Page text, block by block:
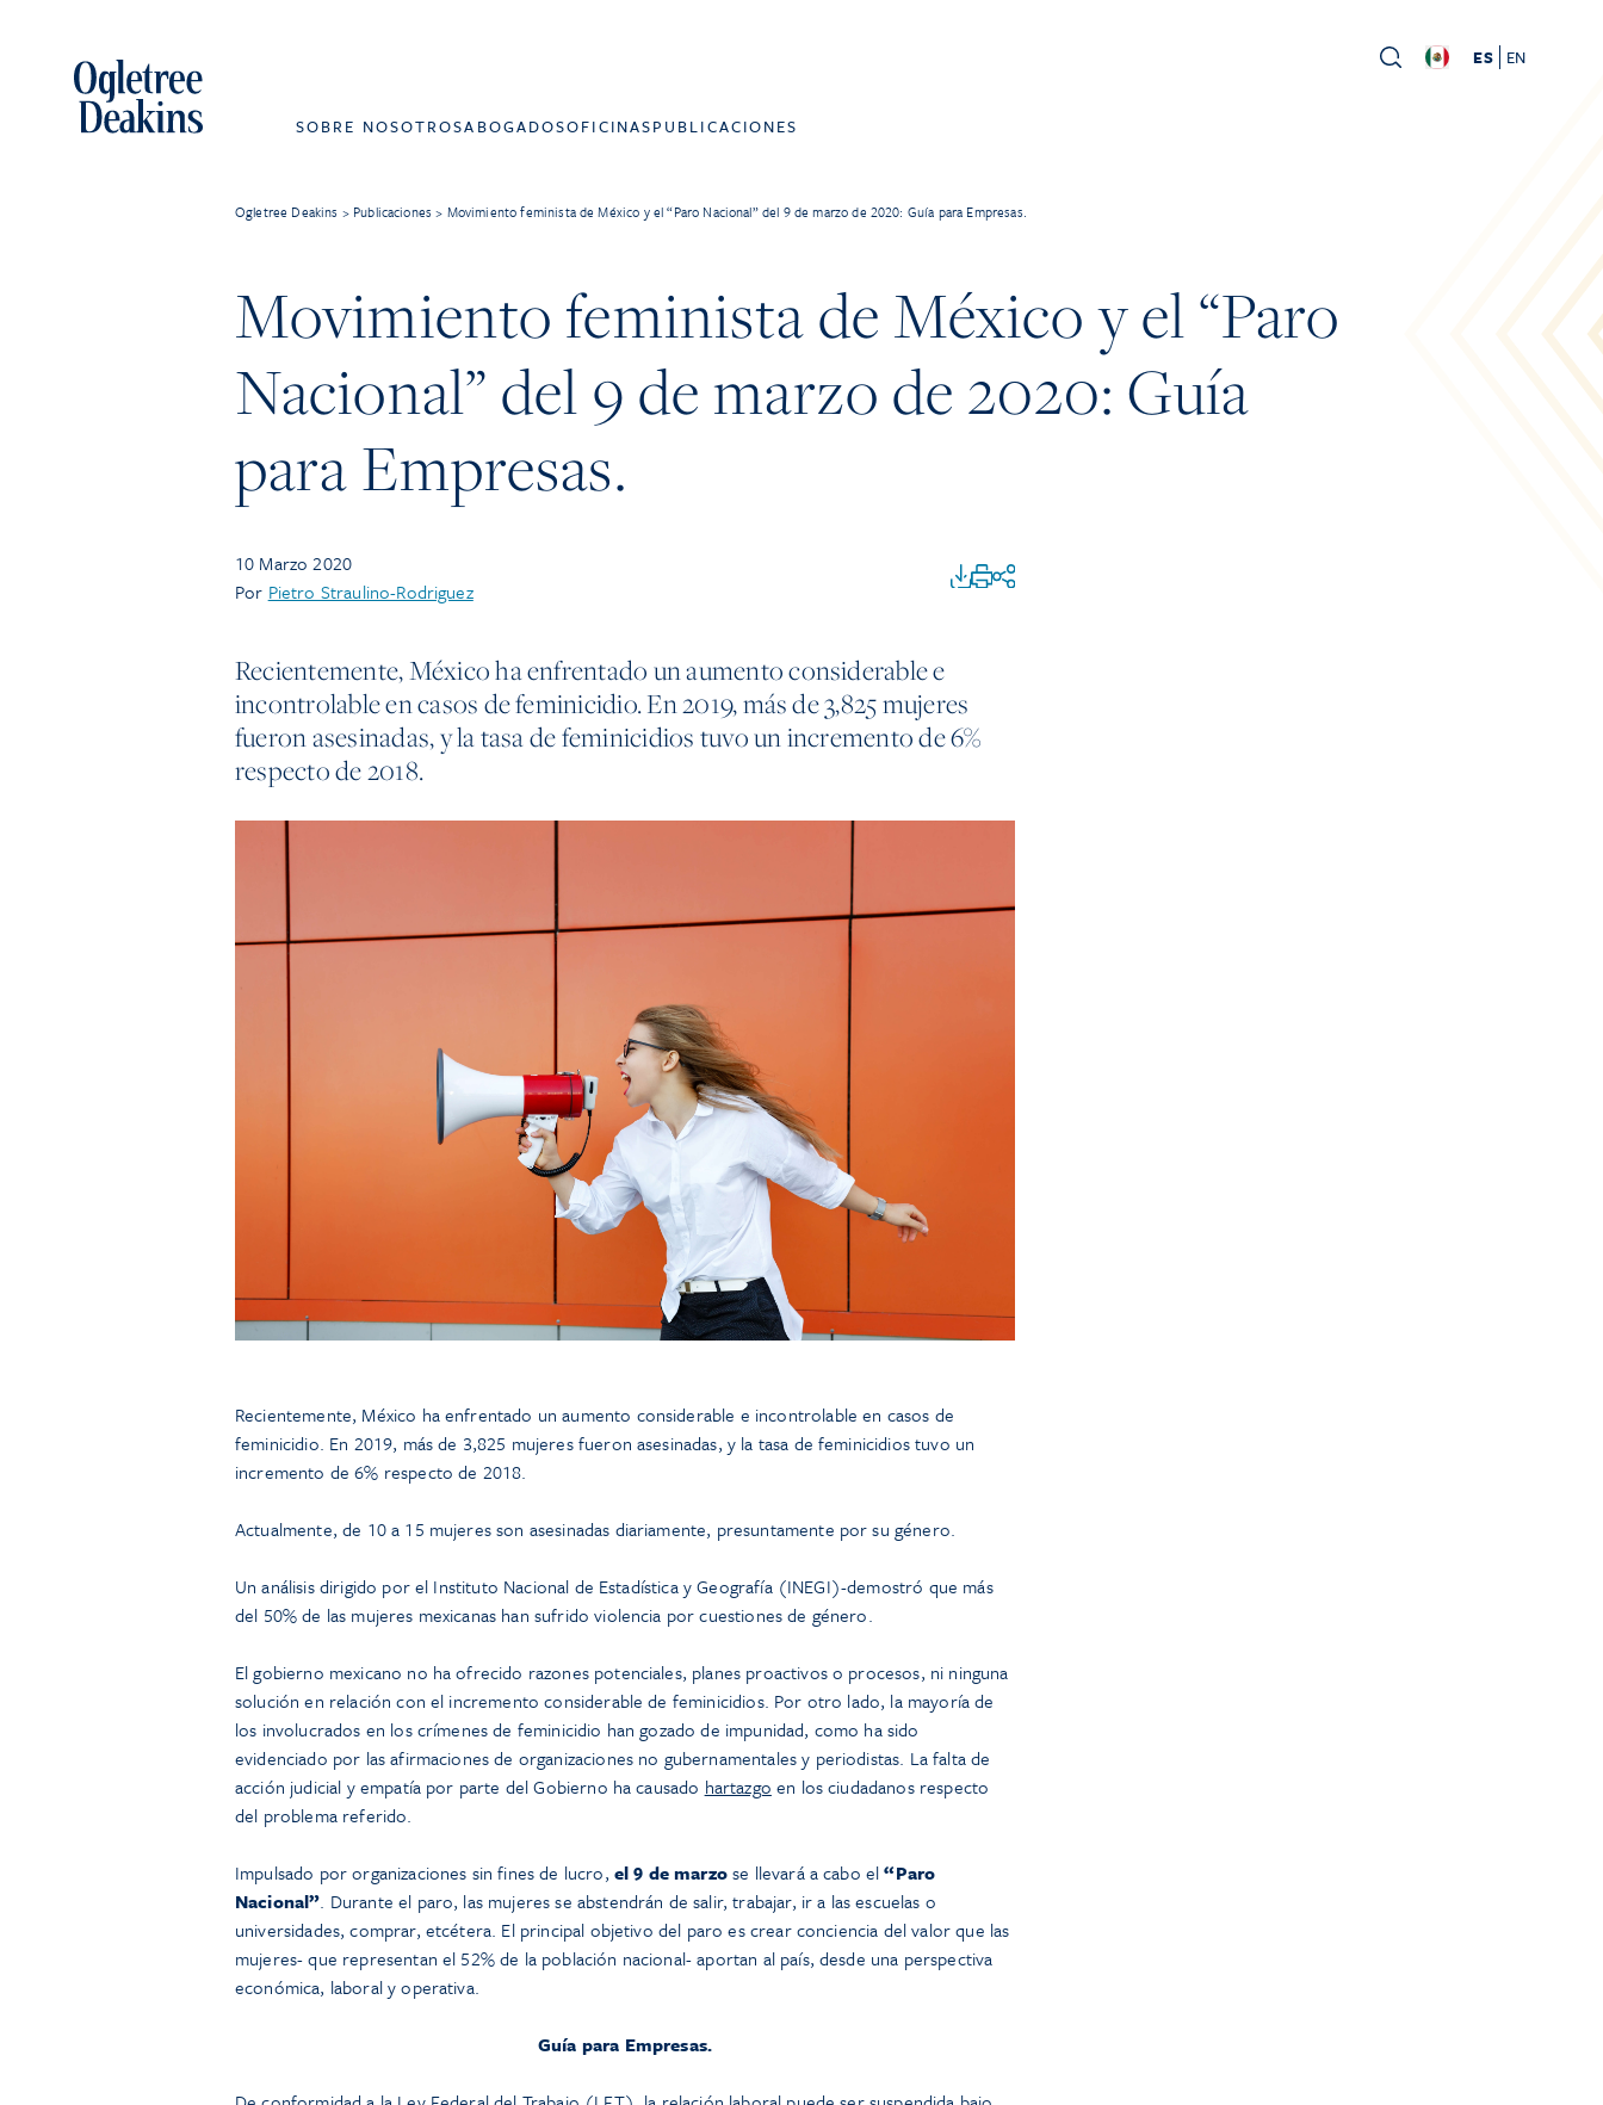
ES EN
SOBRE NOSOTROSABOGADOSOFICINASPUBLICACIONES
Ogletree Deakins > Publicaciones > Movimiento feminista de México y el “Paro Nacional” del 9 de marzo de 2020: Guía para Empresas.
Movimiento feminista de México y el “Paro
Nacional” del 9 de marzo de 2020: Guía
para Empresas.
10 Marzo 2020
Por Pietro Straulino-Rodriguez
Recientemente, México ha enfrentado un aumento considerable e
incontrolable en casos de feminicidio. En 2019, más de 3,825 mujeres
fueron asesinadas, y la tasa de feminicidios tuvo un incremento de 6%
respecto de 2018.
Recientemente, México ha enfrentado un aumento considerable e incontrolable en casos de
feminicidio. En 2019, más de 3,825 mujeres fueron asesinadas, y la tasa de feminicidios tuvo un
incremento de 6% respecto de 2018.
Actualmente, de 10 a 15 mujeres son asesinadas diariamente, presuntamente por su género.
Un análisis dirigido por el Instituto Nacional de Estadística y Geografía (INEGI)-demostró que más
del 50% de las mujeres mexicanas han sufrido violencia por cuestiones de género.
El gobierno mexicano no ha ofrecido razones potenciales, planes proactivos o procesos, ni ninguna
solución en relación con el incremento considerable de feminicidios. Por otro lado, la mayoría de
los involucrados en los crímenes de feminicidio han gozado de impunidad, como ha sido
evidenciado por las afirmaciones de organizaciones no gubernamentales y periodistas. La falta de
acción judicial y empatía por parte del Gobierno ha causado hartazgo en los ciudadanos respecto
del problema referido.
Impulsado por organizaciones sin fines de lucro, el 9 de marzose llevará a cabo el“Paro
Nacional”. Durante el paro, las mujeres se abstendrán de salir, trabajar, ir a las escuelas o
universidades, comprar, etcétera. El principal objetivo del paro es crear conciencia del valor que las
mujeres- que representan el 52% de la población nacional- aportan al país, desde una perspectiva
económica, laboral y operativa.
Guía para Empresas.